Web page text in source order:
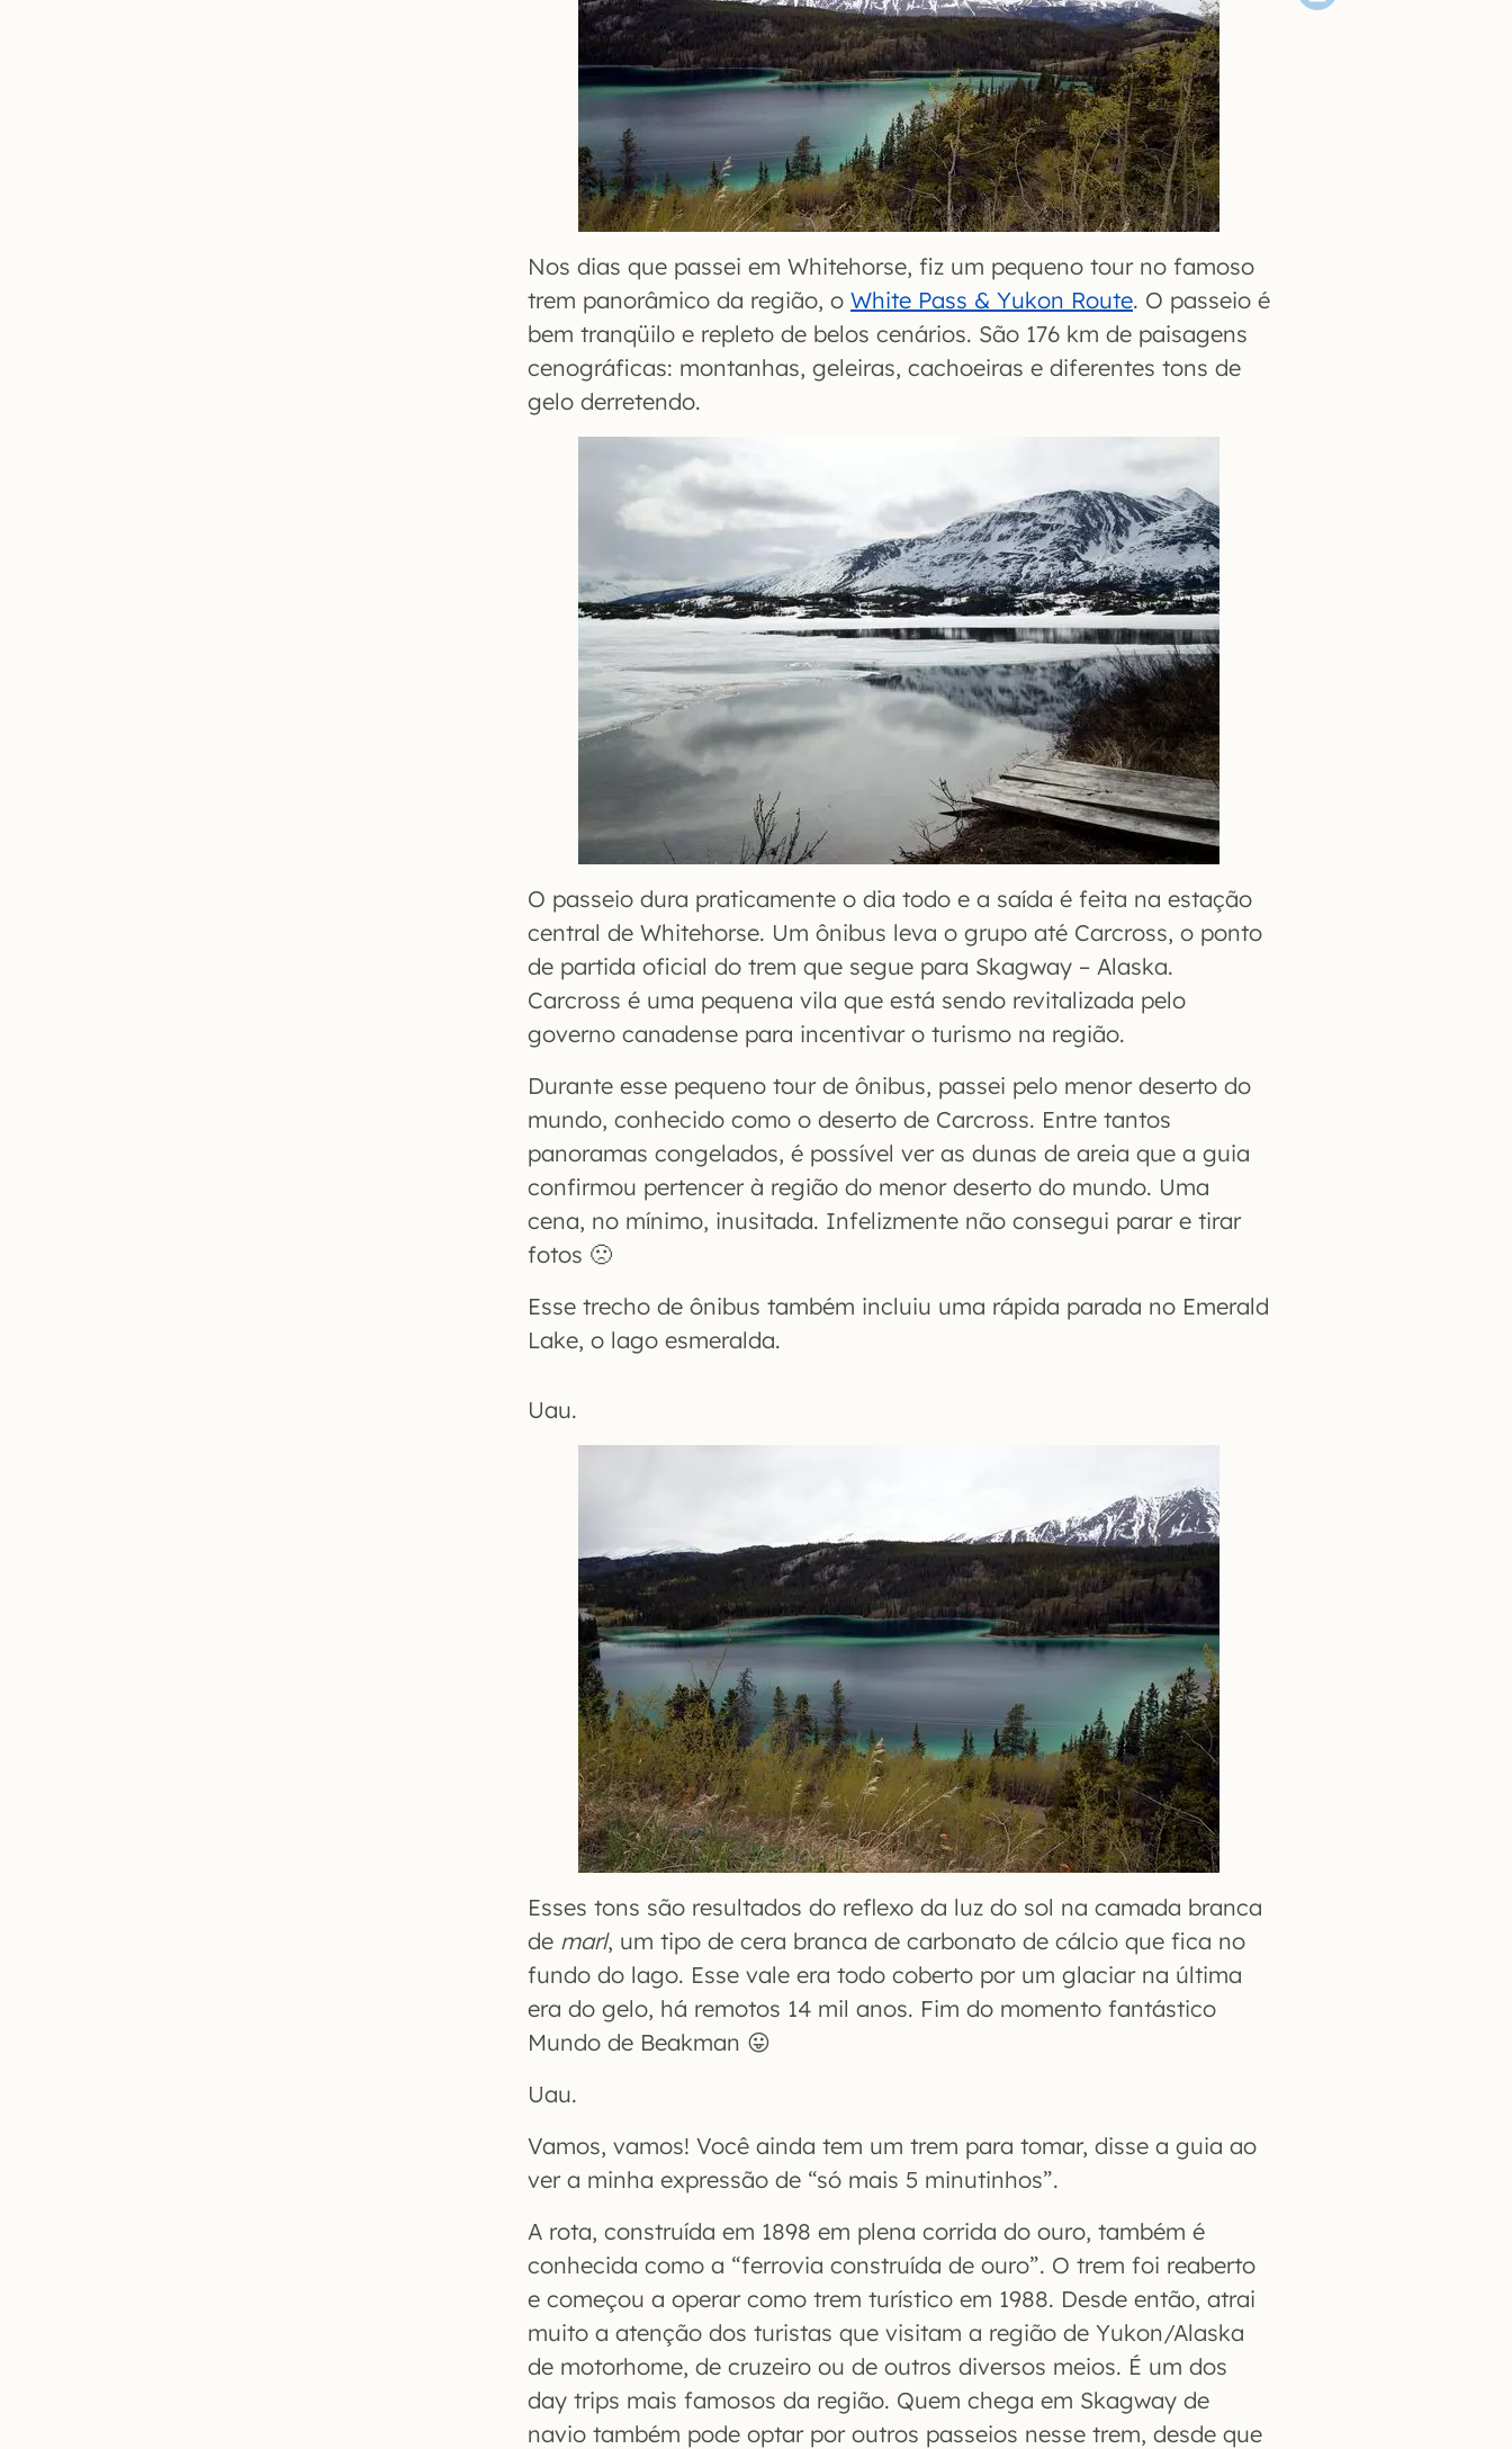
Nos dias que passei em Whitehorse, fiz um pequeno tour no famoso
trem panorâmico da região, o White Pass & Yukon Route. O passeio é
bem tranqüilo e repleto de belos cenários. São 176 km de paisagens
cenográficas: montanhas, geleiras, cachoeiras e diferentes tons de
gelo derretendo.
O passeio dura praticamente o dia todo e a saída é feita na estação
central de Whitehorse. Um ônibus leva o grupo até Carcross, o ponto
de partida oficial do trem que segue para Skagway – Alaska.
Carcross é uma pequena vila que está sendo revitalizada pelo
governo canadense para incentivar o turismo na região.
Durante esse pequeno tour de ônibus, passei pelo menor deserto do
mundo, conhecido como o deserto de Carcross. Entre tantos
panoramas congelados, é possível ver as dunas de areia que a guia
confirmou pertencer à região do menor deserto do mundo. Uma
cena, no mínimo, inusitada. Infelizmente não consegui parar e tirar
fotos 🙁
Esse trecho de ônibus também incluiu uma rápida parada no Emerald
Lake, o lago esmeralda.
Uau.
Esses tons são resultados do reflexo da luz do sol na camada branca
de marl, um tipo de cera branca de carbonato de cálcio que fica no
fundo do lago. Esse vale era todo coberto por um glaciar na última
era do gelo, há remotos 14 mil anos. Fim do momento fantástico
Mundo de Beakman 😛
Uau.
Vamos, vamos! Você ainda tem um trem para tomar, disse a guia ao
ver a minha expressão de “só mais 5 minutinhos”.
A rota, construída em 1898 em plena corrida do ouro, também é
conhecida como a “ferrovia construída de ouro”. O trem foi reaberto
e começou a operar como trem turístico em 1988. Desde então, atrai
muito a atenção dos turistas que visitam a região de Yukon/Alaska
de motorhome, de cruzeiro ou de outros diversos meios. É um dos
day trips mais famosos da região. Quem chega em Skagway de
navio também pode optar por outros passeios nesse trem, desde que